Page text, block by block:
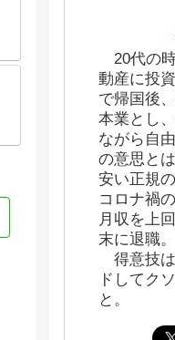
20代の
動産に投
で帰国後
本業とし
ながら自
の意思と
安い正規
コロナ禍
月収を上
末に退職。
得意技は
ドしてク
と。